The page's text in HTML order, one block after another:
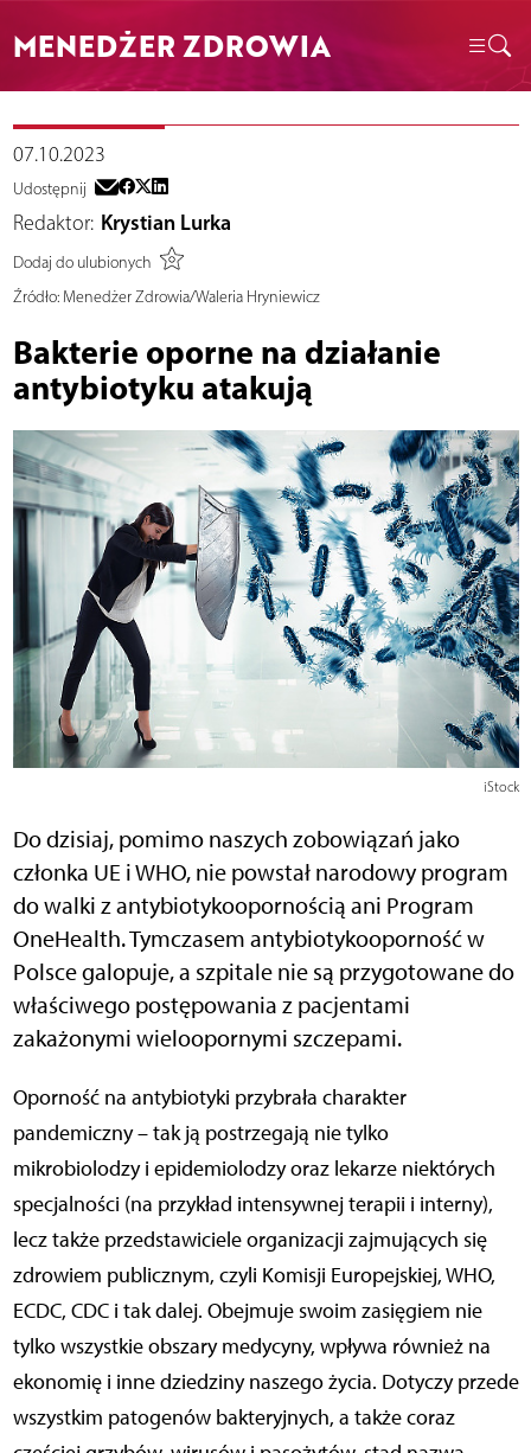
MENEDŻER ZDROWIA
07.10.2023
Udostępnij
Redaktor: Krystian Lurka
Dodaj do ulubionych
Źródło:Menedżer Zdrowia/Waleria Hryniewicz
Bakterie oporne na działanie
antybiotyku atakują
iStock
Do dzisiaj, pomimo naszych zobowiązań jako
członka UE i WHO, nie powstał narodowy program
do walki z antybiotykoopornością ani Program
OneHealth. Tymczasem antybiotykooporność w
Polsce galopuje, a szpitale nie są przygotowane do
właściwego postępowania z pacjentami
zakażonymi wieloopornymi szczepami.
Oporność na antybiotyki przybrała charakter
pandemiczny – tak ją postrzegają nie tylko
mikrobiolodzy i epidemiolodzy oraz lekarze niektórych
specjalności (na przykład intensywnej terapii i interny),
lecz także przedstawiciele organizacji zajmujących się
zdrowiem publicznym, czyli Komisji Europejskiej, WHO,
ECDC, CDC i tak dalej. Obejmuje swoim zasięgiem nie
tylko wszystkie obszary medycyny, wpływa również na
ekonomię i inne dziedziny naszego życia. Dotyczy przede
wszystkim patogenów bakteryjnych, a także coraz